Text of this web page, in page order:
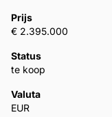
Prijs
€ 2.395.000
Status
te koop
Valuta
EUR